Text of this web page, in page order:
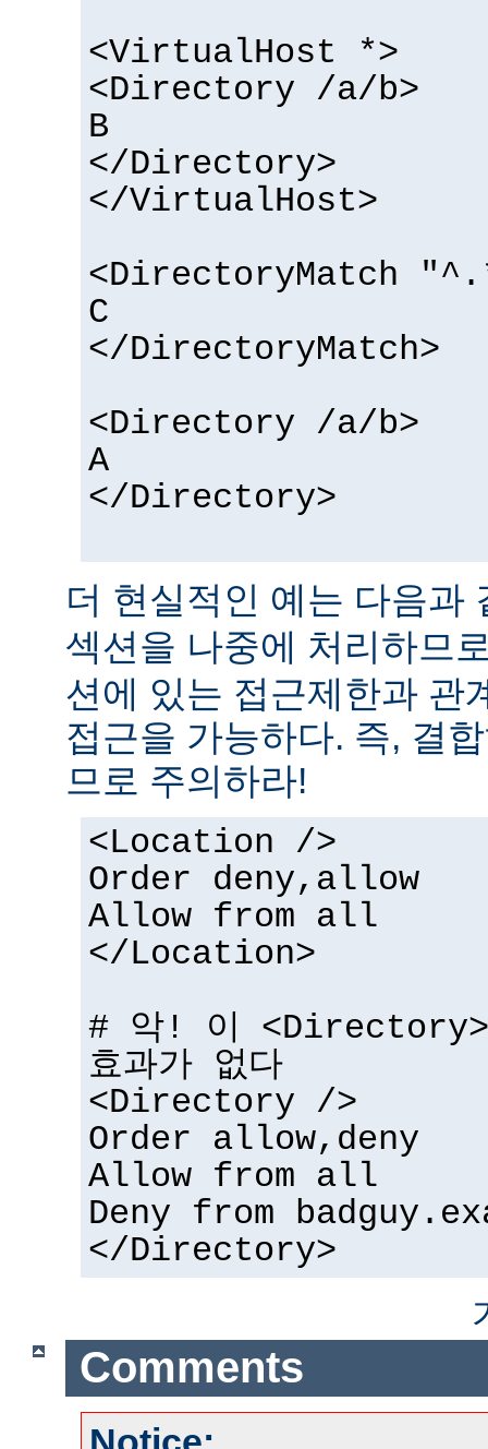
<VirtualHost *>
<Directory /a/b>
B
</Directory>
</VirtualHost>
<DirectoryMatch
C
</DirectoryMatch>
<Directory /a/b>
A
</Directory>
더 현실적인 예는 다음과
섹션을 나중에 처리하므
션에 있는 접근제한과 관
접근을 가능하다. 즉, 결
므로 주의하라!
<Location />
Order deny,allow
Allow from all
</Location>
# 악! 이 <Directory>
효과가 없다
<Directory />
Order allow,deny
Allow from all
Deny from
</Directory>
Comments